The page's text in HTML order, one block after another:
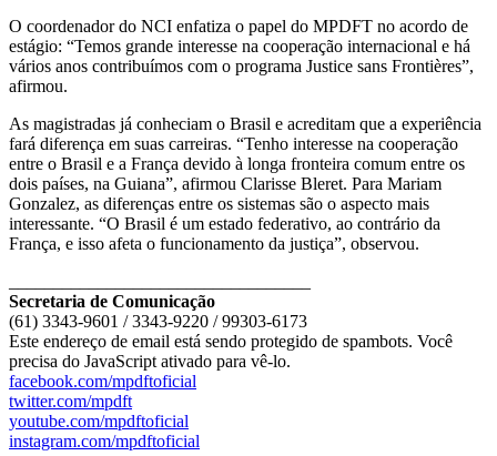
O coordenador do NCI enfatiza o papel do MPDFT no acordo de
estágio: “Temos grande interesse na cooperação internacional e há
vários anos contribuímos com o programa Justice sans Frontières”,
afirmou.
As magistradas já conheciam o Brasil e acreditam que a experiência
fará diferença em suas carreiras. “Tenho interesse na cooperação
entre o Brasil e a França devido à longa fronteira comum entre os
dois países, na Guiana”, afirmou Clarisse Bleret. Para Mariam
Gonzalez, as diferenças entre os sistemas são o aspecto mais
interessante. “O Brasil é um estado federativo, ao contrário da
França, e isso afeta o funcionamento da justiça”, observou.
Secretaria de Comunicação
(61) 3343-9601 / 3343-9220 / 99303-6173
Este endereço de email está sendo protegido de spambots. Você
precisa do JavaScript ativado para vê-lo.
facebook.com/mpdftoficial
twitter.com/mpdft
youtube.com/mpdftoficial
instagram.com/mpdftoficial